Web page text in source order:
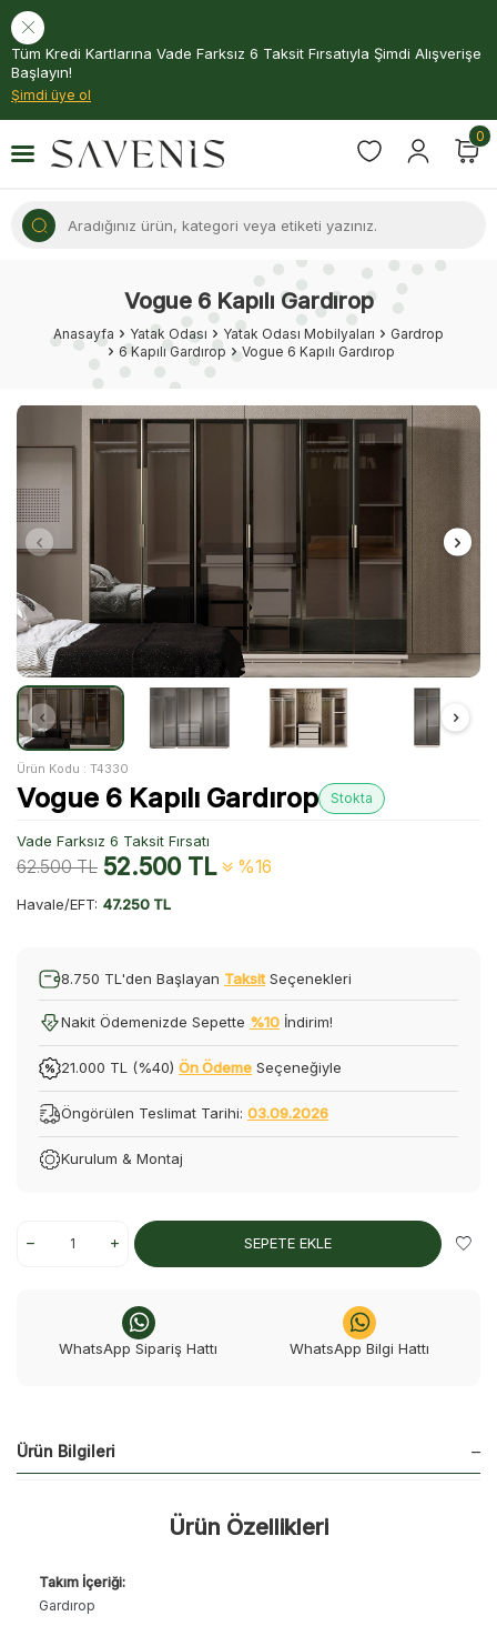
Tüm Kredi Kartlarına Vade Farksız 6 Taksit Fırsatıyla Şimdi Alışverişe
Başlayın!
Şimdi üye ol
0
Vogue 6 Kapılı Gardırop
Anasayfa Yatak Odası Yatak Odası Mobilyaları
Gardrop
6 Kapılı Gardırop
Vogue 6 Kapılı Gardırop
Ürün Kodu : T4330
Vogue 6 Kapılı Gardırop Stokta
Vade Farksız 6 Taksit Fırsatı
62.500TL 52.500TL %16
Havale/EFT: 47.250 TL
8.750 TL'den Başlayan Taksit Seçenekleri
Nakit Ödemenizde Sepette %10 İndirim!
21.000 TL (%40) Ön Ödeme Seçeneğiyle
Öngörülen Teslimat Tarihi: 03.09.2026
Kurulum & Montaj
SEPETE EKLE
WhatsApp Sipariş Hattı WhatsApp Bilgi Hattı
Ürün Bilgileri
Ürün Özellikleri
Takım İçeriği:
Gardırop